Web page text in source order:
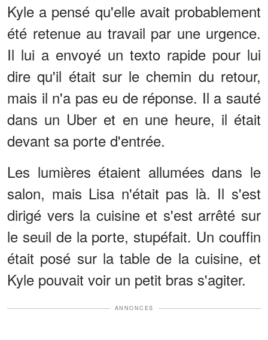
Kyle a pensé qu'elle avait probablement
été retenue au travail par une urgence.
Il lui a envoyé un texto rapide pour lui
dire qu'il était sur le chemin du retour,
mais il n'a pas eu de réponse. Il a sauté
dans un Uber et en une heure, il était
devant sa porte d'entrée.
Les lumières étaient allumées dans le
salon, mais Lisa n'était pas là. Il s'est
dirigé vers la cuisine et s'est arrêté sur
le seuil de la porte, stupéfait. Un couffin
était posé sur la table de la cuisine, et
Kyle pouvait voir un petit bras s'agiter.
ANNONCES